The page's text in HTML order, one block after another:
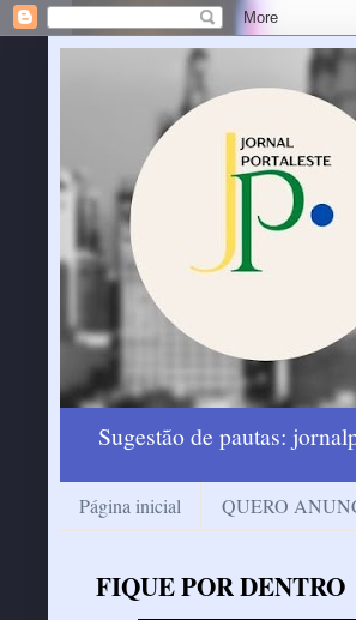
Sugestão de pautas:
Página inicial QUERO
FIQUE POR DENTRO